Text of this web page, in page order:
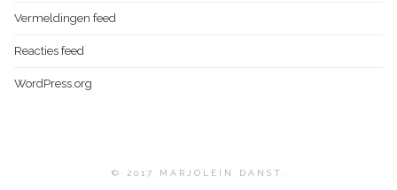
Vermeldingen feed
Reacties feed
WordPress.org
© 2017 MARJOLEIN DANST.